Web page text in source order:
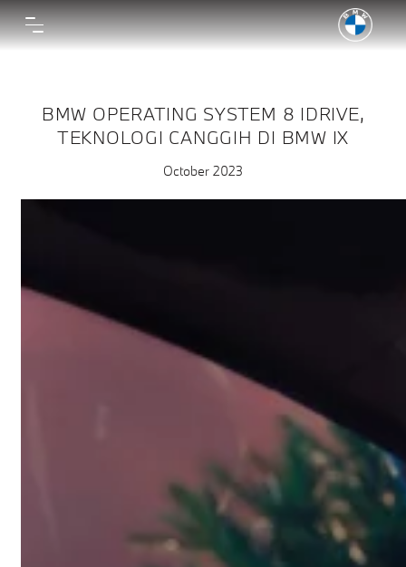
BMW OPERATING SYSTEM 8 IDRIVE,
TEKNOLOGI CANGGIH DI BMW IX
October 2023